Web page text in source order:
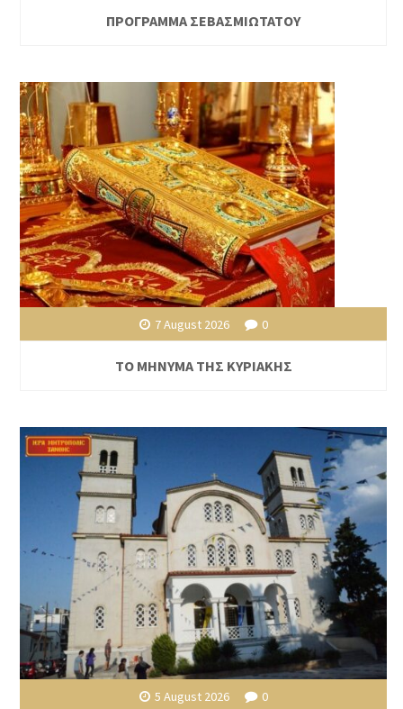
ΠΡΟΓΡΑΜΜΑ ΣΕΒΑΣΜΙΩΤΑΤΟΥ
7 August 2026 0
ΤΟ ΜΗΝΥΜΑ ΤΗΣ ΚΥΡΙΑΚΗΣ
5 August 2026 0